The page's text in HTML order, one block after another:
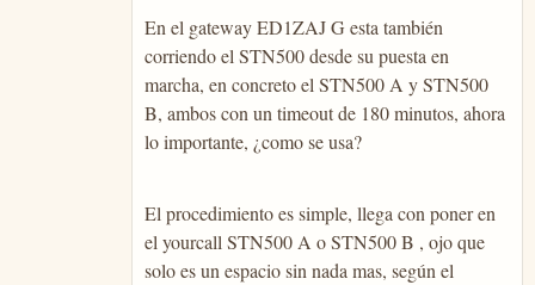
En el gateway ED1ZAJ G esta también
corriendo el STN500 desde su puesta en
marcha, en concreto el STN500 A y STN500
B, ambos con un timeout de 180 minutos, ahora
lo importante, ¿como se usa?
El procedimiento es simple, llega con poner en
el yourcall STN500 A o STN500 B , ojo que
solo es un espacio sin nada mas, según el